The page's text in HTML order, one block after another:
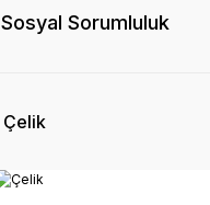
Sosyal Sorumluluk
Çelik